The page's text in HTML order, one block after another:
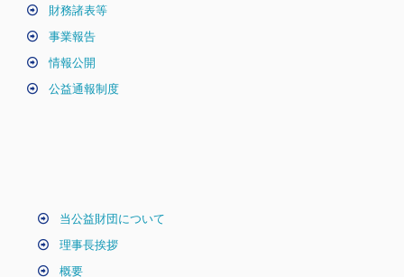
財務諸表等
事業報告
情報公開
公益通報制度
当公益財団について
理事長挨拶
概要